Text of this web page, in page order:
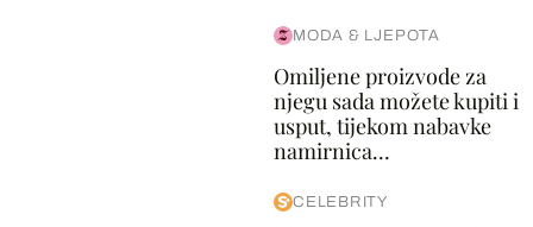
MODA & LJEPOTA
Omiljene proizvode za
njegu sada možete kupiti i
usput, tijekom nabavke
namirnica...
CELEBRITY